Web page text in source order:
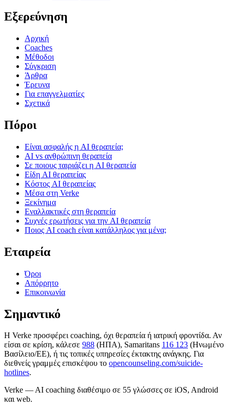
Εξερεύνηση
Αρχική
Coaches
Μέθοδοι
Σύγκριση
Άρθρα
Έρευνα
Για επαγγελματίες
Σχετικά
Πόροι
Είναι ασφαλής η AI θεραπεία;
AI vs ανθρώπινη θεραπεία
Σε ποιους ταιριάζει η AI θεραπεία
Είδη AI θεραπείας
Κόστος AI θεραπείας
Μέσα στη Verke
Ξεκίνημα
Εναλλακτικές στη θεραπεία
Συχνές ερωτήσεις για την AI θεραπεία
Ποιος AI coach είναι κατάλληλος για μένα;
Εταιρεία
Όροι
Απόρρητο
Επικοινωνία
Σημαντικό
Η Verke προσφέρει coaching, όχι θεραπεία ή ιατρική φροντίδα. Αν
είσαι σε κρίση, κάλεσε 988 (ΗΠΑ), Samaritans 116 123 (Ηνωμένο
Βασίλειο/ΕΕ), ή τις τοπικές υπηρεσίες έκτακτης ανάγκης. Για
διεθνείς γραμμές επισκέψου το opencounseling.com/suicide-
hotlines.
Verke — AI coaching διαθέσιμο σε 55 γλώσσες σε iOS, Android
και web.